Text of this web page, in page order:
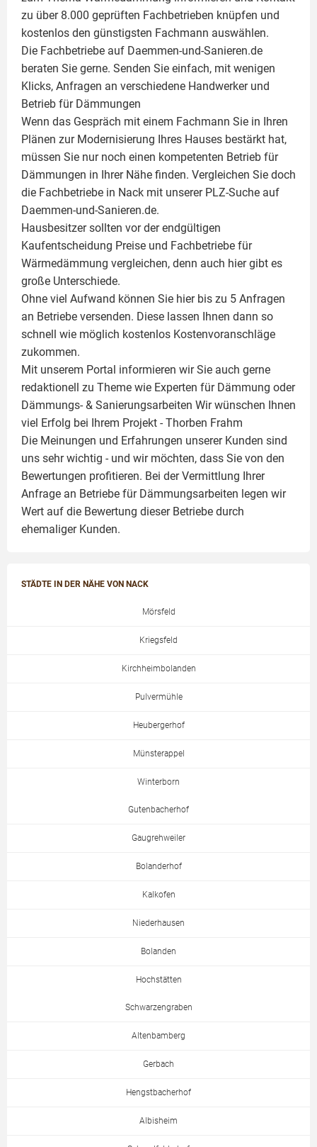
zu über 8.000 geprüften Fachbetrieben knüpfen und
kostenlos den günstigsten Fachmann auswählen.
Die Fachbetriebe auf Daemmen-und-Sanieren.de
beraten Sie gerne. Senden Sie einfach, mit wenigen
Klicks, Anfragen an verschiedene Handwerker und
Betrieb für Dämmungen
Wenn das Gespräch mit einem Fachmann Sie in Ihren
Plänen zur Modernisierung Ihres Hauses bestärkt hat,
müssen Sie nur noch einen kompetenten Betrieb für
Dämmungen in Ihrer Nähe finden. Vergleichen Sie doch
die Fachbetriebe in Nack mit unserer PLZ-Suche auf
Daemmen-und-Sanieren.de.
Hausbesitzer sollten vor der endgültigen
Kaufentscheidung Preise und Fachbetriebe für
Wärmedämmung vergleichen, denn auch hier gibt es
große Unterschiede.
Ohne viel Aufwand können Sie hier bis zu 5 Anfragen
an Betriebe versenden. Diese lassen Ihnen dann so
schnell wie möglich kostenlos Kostenvoranschläge
zukommen.
Mit unserem Portal informieren wir Sie auch gerne
redaktionell zu Theme wie Experten für Dämmung oder
Dämmungs- & Sanierungsarbeiten Wir wünschen Ihnen
viel Erfolg bei Ihrem Projekt - Thorben Frahm
Die Meinungen und Erfahrungen unserer Kunden sind
uns sehr wichtig - und wir möchten, dass Sie von den
Bewertungen profitieren. Bei der Vermittlung Ihrer
Anfrage an Betriebe für Dämmungsarbeiten legen wir
Wert auf die Bewertung dieser Betriebe durch
ehemaliger Kunden.
STÄDTE IN DER NÄHE VON NACK
Mörsfeld
Kriegsfeld
Kirchheimbolanden
Pulvermühle
Heubergerhof
Münsterappel
Winterborn
Gutenbacherhof
Gaugrehweiler
Bolanderhof
Kalkofen
Niederhausen
Bolanden
Hochstätten
Schwarzengraben
Altenbamberg
Gerbach
Hengstbacherhof
Albisheim